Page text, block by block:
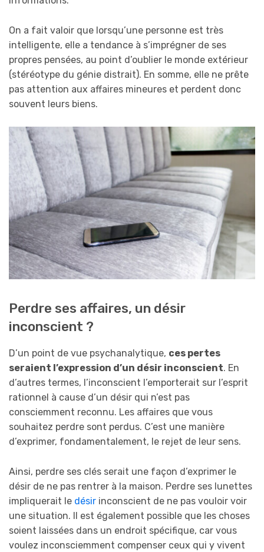
On a fait valoir que lorsqu’une personne est très
intelligente, elle a tendance à s’imprégner de ses
propres pensées, au point d’oublier le monde extérieur
(stéréotype du génie distrait). En somme, elle ne prête
pas attention aux affaires mineures et perdent donc
souvent leurs biens.
Perdre ses affaires, un désir
inconscient ?
D’un point de vue psychanalytique, ces pertes
seraient l’expression d’un désir inconscient. En
d’autres termes, l’inconscient l’emporterait sur l’esprit
rationnel à cause d’un désir qui n’est pas
consciemment reconnu. Les affaires que vous
souhaitez perdre sont perdus. C’est une manière
d’exprimer, fondamentalement, le rejet de leur sens.
Ainsi, perdre ses clés serait une façon d’exprimer le
désir de ne pas rentrer à la maison. Perdre ses lunettes
impliquerait le désir inconscient de ne pas vouloir voir
une situation. Il est également possible que les choses
soient laissées dans un endroit spécifique, car vous
voulez inconsciemment compenser ceux qui y vivent